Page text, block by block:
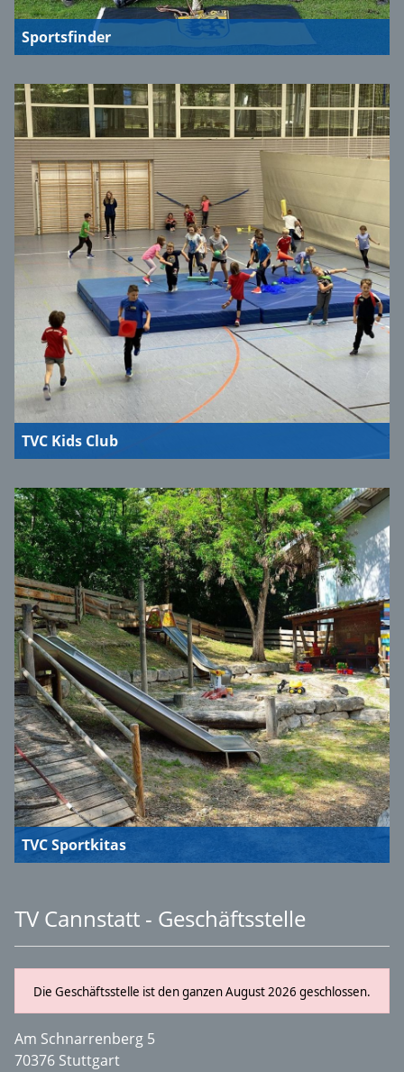
Sportsfinder
TVC Kids Club
TVC Sportkitas
TV Cannstatt - Geschäftsstelle
Die Geschäftsstelle ist den ganzen August 2026 geschlossen.
Am Schnarrenberg 5
70376 Stuttgart